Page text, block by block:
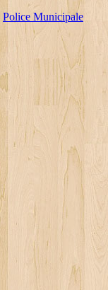
Police Municipale